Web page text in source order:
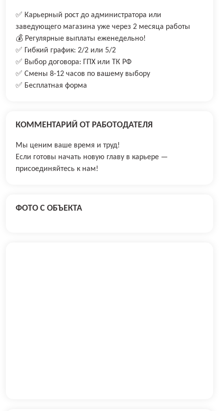
✅ Карьерный рост до администратора или
заведующего магазина уже через 2 месяца работы
💰 Регулярные выплаты еженедельно!
✅ Гибкий график: 2/2 или 5/2
✅ Выбор договора: ГПХ или ТК РФ
✅ Смены 8-12 часов по вашему выбору
✅ Бесплатная форма
КОММЕНТАРИЙ ОТ РАБОТОДАТЕЛЯ
Мы ценим ваше время и труд!
Если готовы начать новую главу в карьере —
присоединяйтесь к нам!
ФОТО С ОБЪЕКТА